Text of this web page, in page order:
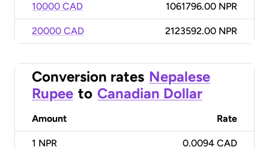
10000 CAD 1061796.00 NPR
20000 CAD 2123592.00 NPR
Conversion rates Nepalese
Rupee to Canadian Dollar
Amount Rate
1 NPR 0.0094 CAD